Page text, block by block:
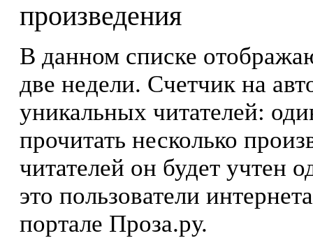
произведения
В данном списке
две недели. Счетчик на
уникальных читателей:
прочитать несколько
читателей он будет учтен
это пользователи
портале Проза.ру.